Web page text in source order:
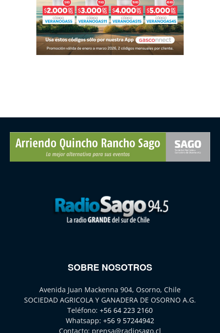
SOBRE NOSOTROS
Avenida Juan Mackenna 904, Osorno, Chile
SOCIEDAD AGRICOLA Y GANADERA DE OSORNO A.G.
Teléfono: +56 64 223 2160
Whatsapp: +56 9 57244942
Contacto: prensa@radiosago.cl